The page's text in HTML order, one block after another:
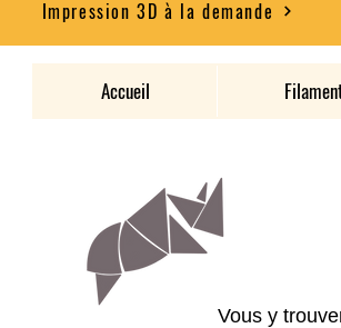
Impression 3D à la demande
Accueil
Vous y